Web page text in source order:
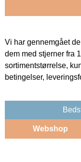
Vi har gennemgået
dem med stjerner fra
sortimentstørrelse,
betingelser,
Webshop